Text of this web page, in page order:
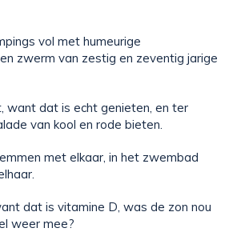
vol met humeurige
zwerm van zestig en zeventig jarige
want dat is echt genieten, en ter
van kool en rode bieten.
met elkaar, in het zwembad
dat is vitamine D, was de zon nou
weer mee?